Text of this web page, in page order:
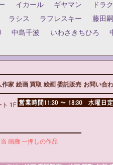
イカール ギヤマン ドラ
ラシス ラフレスキー 藤田
中島千波 いわさきちひろ
作家 絵画 買取 絵画 委託販売 お問い合
ト 1F
当 画廊 一押しの作品